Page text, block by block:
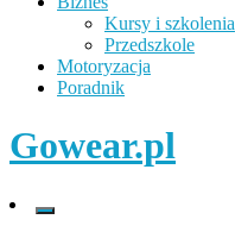
Kursy i szkolenia
Przedszkole
Motoryzacja
Poradnik
Gowear.pl